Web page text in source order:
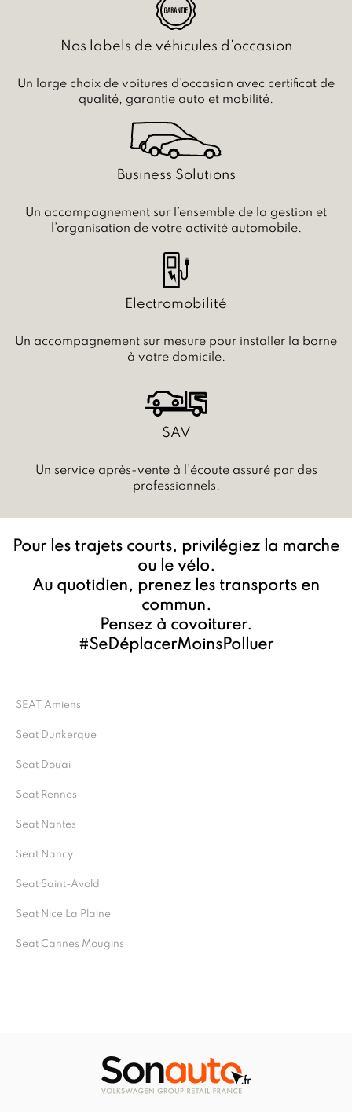
Nos labels de véhicules d'occasion
Un large choix de voitures d’occasion avec certificat de
qualité, garantie auto et mobilité.
Business Solutions
Un accompagnement sur l’ensemble de la gestion et
l’organisation de votre activité automobile.
Electromobilité
Un accompagnement sur mesure pour installer la borne
à votre domicile.
SAV
Un service après-vente à l’écoute assuré par des
professionnels.
Pour les trajets courts, privilégiez la marche
ou le vélo.
Au quotidien, prenez les transports en
commun.
Pensez à covoiturer.
#SeDéplacerMoinsPolluer
SEAT Amiens
Seat Dunkerque
Seat Douai
Seat Rennes
Seat Nantes
Seat Nancy
Seat Saint-Avold
Seat Nice La Plaine
Seat Cannes Mougins